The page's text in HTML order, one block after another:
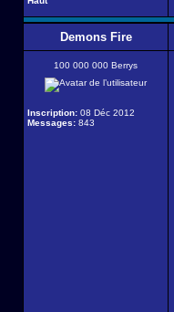
Demons Fire
100 000 000 Berrys
Inscription: 08 Déc 2012
Messages: 843